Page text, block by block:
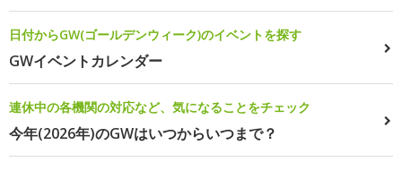
日付からGW(ゴールデンウィーク)のイベントを探す
GWイベントカレンダー
連休中の各機関の対応など、気になることをチェック
今年(2026年)のGWはいつからいつまで？